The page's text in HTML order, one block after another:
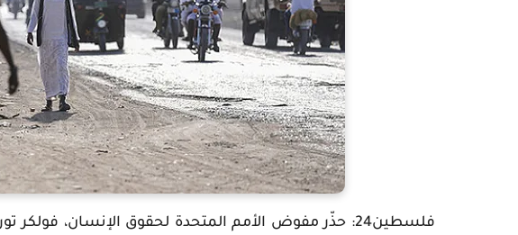
فلسطين24: حذّر مفوض الأمم المتحدة لحقوق الإنسان،